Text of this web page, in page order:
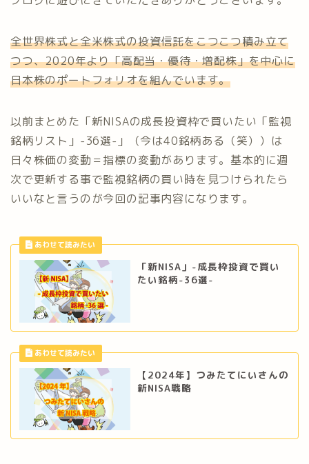
全世界株式と全米株式の投資信託をこつこつ積み立て
つつ、2020年より「高配当・優待・増配株」を中心に
日本株のポートフォリオを組んでいます。
以前まとめた「新NISAの成長投資枠で買いたい「監視
銘柄リスト」-36選-」（今は40銘柄ある（笑））は
日々株価の変動＝指標の変動があります。基本的に週
次で更新する事で監視銘柄の買い時を見つけられたら
いいなと言うのが今回の記事内容になります。
「新NISA」-成長枠投資で買い
たい銘柄-36選-
【2024年】つみたてにいさんの
新NISA戦略